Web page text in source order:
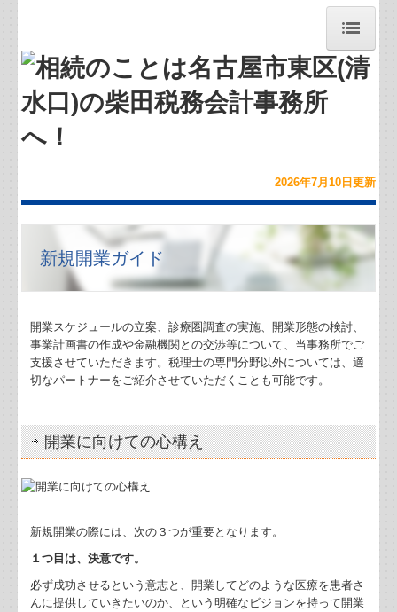
トップページ
お問合せ
事務所紹介
求人案内（募集中）
職員紹介
交通案内
相続時精算課税と暦年課税の活用法Q&A
小規模事業者が使える補助金について
防衛特別法人税、防衛特別所得税について
（続）贈与こそ自分の想いを形にする最高の手段
2026年7月10日 更新
新規開業ガイド
開業スケジュールの立案、診療圏調査の実施、開業形態の検討、
事業計画書の作成や金融機関との交渉等について、当事務所でご
支援させていただきます。税理士の専門分野以外については、適
切なパートナーをご紹介させていただくことも可能です。
開業に向けての心構え
新規開業の際には、次の３つが重要となります。
１つ目は、決意です。
必ず成功させるという意志と、開業してどのような医療を患者さ
んに提供していきたいのか、という明確なビジョンを持って開業